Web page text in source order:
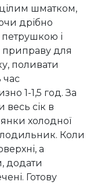
шматком,
дрібно
і
для
поливати
час
1-1,5 год. За
весь сік в
холодної
Коли
а
додати
Готову